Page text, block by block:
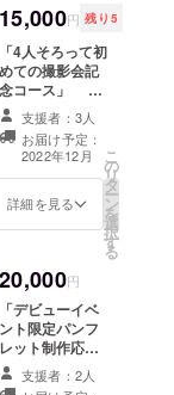
支援者様のお名
前を掲載（会社
名、個人名、
ニックネームで
も可能） ※備考
欄に掲載するお
名前をご記入く
ださい ・メン
バーからのお礼
ンが入ったA4
ッセージカー
片面カラー、1枚
・11月に発売予
定のデビューシ
ングル（カラオ
ケ含む全6曲予
定）1枚 ・11月
15,000円 残り5
「4人そろって初
めての撮影会記
念コース」 ・
現メンバー4名に
よる記念すべき
最初の撮影会参
加権 ※場所は支
者の方と相談
して決定いたし
ます。時間は2時
す。 ※スタッフ
が同伴いたしま
す。
支援者：3人
お届け予定：
2022年12月
詳細を見る
こ
の
リ
タ
ー
ン
を
選
択
す
る
20,000円
「デビューイベ
ント限定パンフ
レット制作応援
コースVIP」 ・
11月12日のデ
支援者：2人